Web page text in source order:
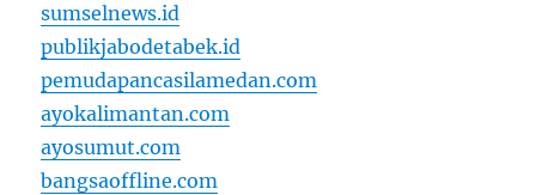
sumselnews.id
publikjabodetabek.id
pemudapancasilamedan.com
ayokalimantan.com
ayosumut.com
bangsaoffline.com